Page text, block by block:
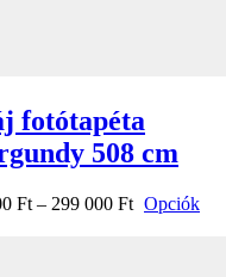
fotótapéta
508 cm
Ft – 299 000 Ft Opciók